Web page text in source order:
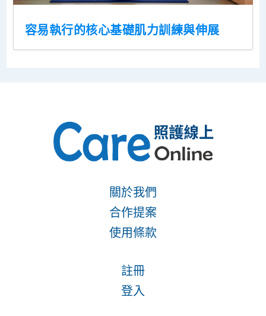
容易執行的核心基礎肌力訓練與伸展
關於我們
合作提案
使用條款
註冊
登入